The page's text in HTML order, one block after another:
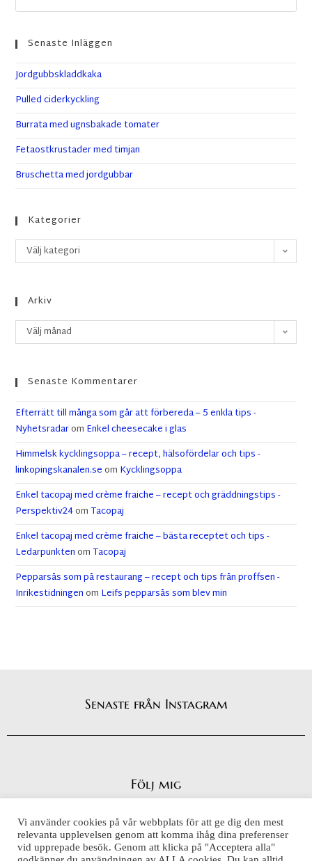
Senaste Inläggen
Jordgubbskladdkaka
Pulled ciderkyckling
Burrata med ugnsbakade tomater
Fetaostkrustader med timjan
Bruschetta med jordgubbar
Kategorier
Välj kategori
Arkiv
Välj månad
Senaste Kommentarer
Efterrätt till många som går att förbereda – 5 enkla tips -
Nyhetsradarom Enkel cheesecake i glas
Himmelsk kycklingsoppa – recept, hälsofördelar och tips -
linkopingskanalen.seom Kycklingsoppa
Enkel tacopaj med crème fraiche – recept och gräddningstips -
Perspektiv24omTacopaj
Enkel tacopaj med crème fraiche – bästa receptet och tips -
LedarpunktenomTacopaj
Pepparsås som på restaurang – recept och tips från proffsen -
Inrikestidningenom Leifs pepparsås som blev min
Senaste från Instagram
Följ mig
Integritetspolicy
Vi använder cookies på vår webbplats för att ge dig den mest
relevanta upplevelsen genom att komma ihåg dina preferenser
vid upprepade besök. Genom att klicka på "Acceptera alla"